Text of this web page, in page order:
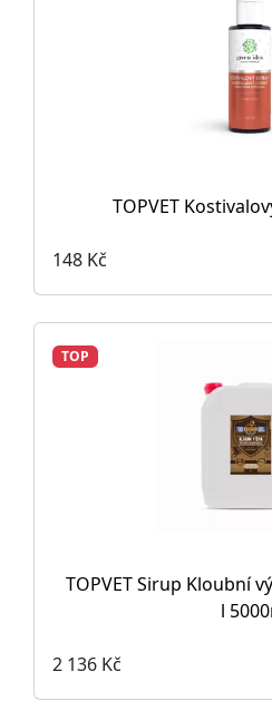
TOPVET
148 Kč
TOP
TOPVET Sirup Kloubní
l
2 136 Kč